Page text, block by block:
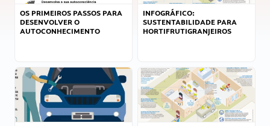
OS PRIMEIROS PASSOS PARA
DESENVOLVER O
AUTOCONHECIMENTO
INFOGRÁFICO:
SUSTENTABILIDADE PARA
HORTIFRUTIGRANJEIROS